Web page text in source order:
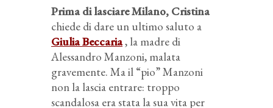
Prima di lasciare Milano, Cristina
chiede di dare un ultimo saluto a
Giulia Beccaria, la madre di
Alessandro Manzoni, malata
gravemente. Ma il “pio” Manzoni
non la lascia entrare: troppo
scandalosa era stata la sua vita per